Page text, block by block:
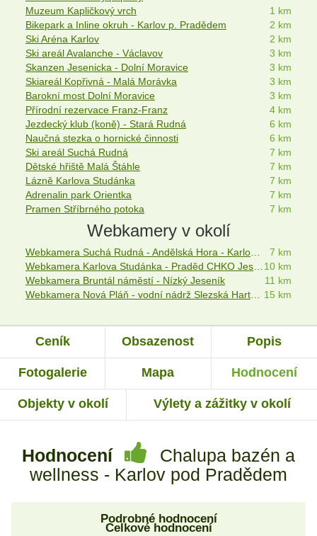
Muzeum Kapličkový vrch
1 km
Bikepark a Inline okruh - Karlov p. Pradědem
2 km
Ski Aréna Karlov
2 km
Ski areál Avalanche - Václavov
3 km
Skanzen Jesenicka - Dolní Moravice
3 km
Skiareál Kopřivná - Malá Morávka
3 km
Barokní most Dolní Moravice
3 km
Přírodní rezervace Franz-Franz
4 km
Jezdecký klub (koně) - Stará Rudná
6 km
Naučná stezka o hornické činnosti
6 km
Ski areál Suchá Rudná
7 km
Dětské hřiště Malá Štáhle
7 km
Lázně Karlova Studánka
7 km
Adrenalin park Orientka
7 km
Pramen Stříbrného potoka
7 km
Webkamery v okolí
7 km
10 km
Webkamera Bruntál náměstí - Nízký Jeseník
11 km
15 km
Ceník Obsazenost Popis
Fotogalerie Mapa Hodnocení
Objekty v okolí Výlety a zážitky v okolí
Hodnocení
Chalupa bazén a
wellness - Karlov pod Pradědem
Podrobné hodnocení
Celkové hodnocení